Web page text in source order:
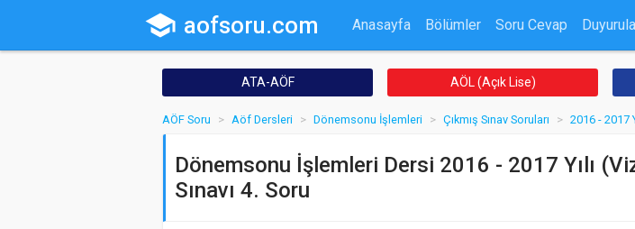
school aofsoru.com Anasayfa Bölümler Soru Cevap
ATA-AÖF AÖL (Açık Lise)
AÖF Soru Aöf Dersleri Dönemsonu İşlemleri Çıkmış Sınav Soruları 2016 - 2017
Dönemsonu İşlemleri Dersi 2016 - 2017 Yılı
Sınavı 4. Soru